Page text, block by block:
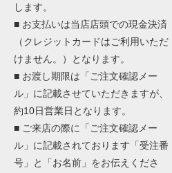
します。
■ お支払いは当店店頭での現金決済
（クレジットカードはご利用いただ
けません。）となります。
■ お渡し期限は「ご注文確認メー
ル」に記載させていただきますが、
約10日営業日となります。
■ ご来店の際に「ご注文確認メー
ル」に記載されております「受注番
号」と「お名前」をお伝えくださ